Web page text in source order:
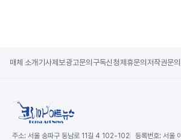
매체 소개 기사제보광고문의 구독신청제휴문의 저작권문의
주소: 서울 송파구 동남로 11길 4 102-102 등록번호: 서울